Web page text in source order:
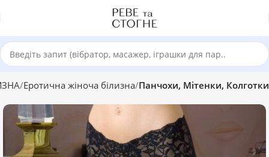
Еротична жіноча білизна Панчохи, Мітенки, Колготки